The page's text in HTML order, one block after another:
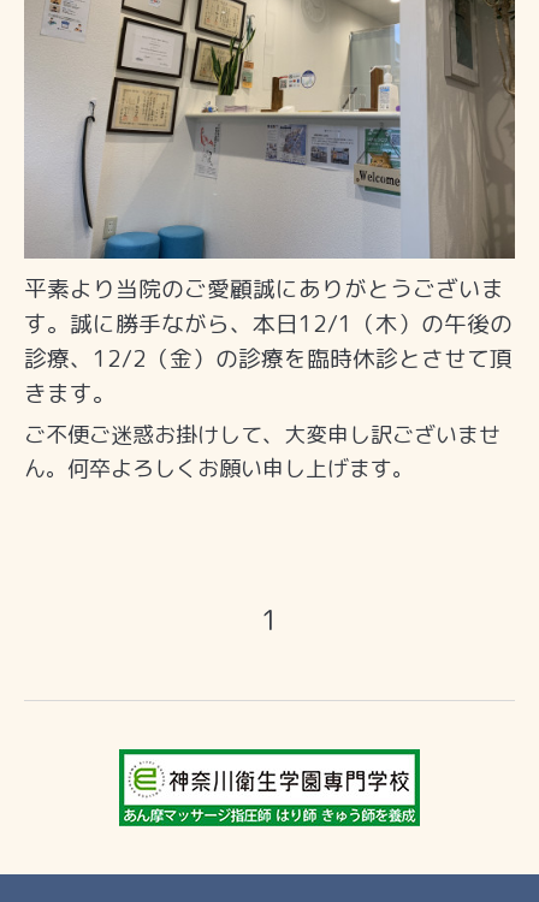
平素より当院のご愛顧誠にありがとうございま
す。誠に勝手ながら、本日12/1（木）の午後の
診療、12/2（金）の診療を臨時休診とさせて頂
きます。
ご不便ご迷惑お掛けして、大変申し訳ございませ
ん。何卒よろしくお願い申し上げます。
1